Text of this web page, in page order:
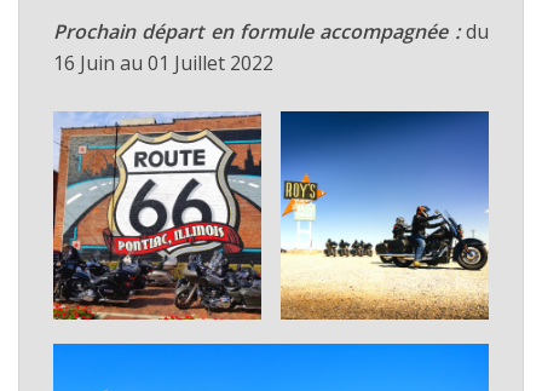
Prochain départ en formule accompagnée :du
16 Juin au 01 Juillet 2022